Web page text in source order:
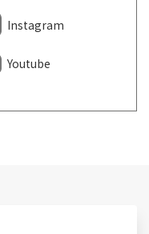
Instagram
Youtube